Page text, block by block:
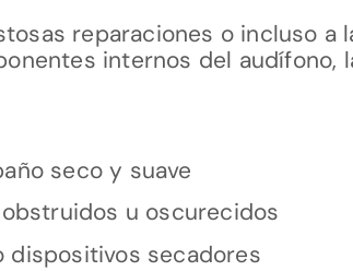
reparaciones o incluso
internos del audífono,
seco y suave
u oscurecidos
dispositivos secadores